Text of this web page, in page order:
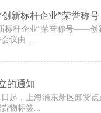
新标杆企业”荣誉称号
标杆企业”荣誉称号——创
议由...
的通知
日起，上海浦东新区卸货
物标签...